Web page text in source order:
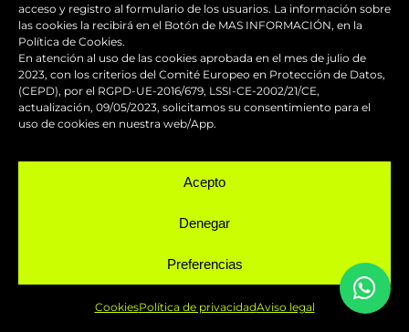
acceso y registro al formulario de los usuarios. La información sobre
las cookies la recibirá en el Botón de MAS INFORMACIÓN, en la
Política de Cookies.
En atención al uso de las cookies aprobada en el mes de julio de
2023, con los criterios del Comité Europeo en Protección de Datos,
(CEPD), por el RGPD-UE-2016/679, LSSI-CE-2002/21/CE,
actualización, 09/05/2023, solicitamos su consentimiento para el
uso de cookies en nuestra web/App.
Acepto
Denegar
Preferencias
CookiesPolítica de privacidadAviso legal
Reparación y mantenimiento de
carenados
Pintado de motos
Servicio urgente
Taller chapa y pintura para motos